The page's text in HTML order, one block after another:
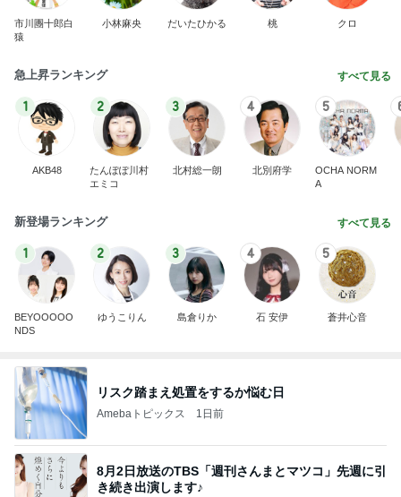
市川團十郎白
猿
小林麻央 だいたひかる 桃 クロ
急上昇ランキング すべて見る
1
AKB48
2
たんぽぽ川村
エミコ
3
北村総一朗
4
北別府学
5
OCHA NORM
A
新登場ランキング すべて見る
1
BEYOOOOO
NDS
2
ゆうこりん
3
島倉りか
4
石 安伊
5
蒼井心音
リスク踏まえ処置をするか悩む日
Amebaトピックス 1日前
8月2日放送のTBS「週刊さんまとマツコ」先週に引
き続き出演します♪